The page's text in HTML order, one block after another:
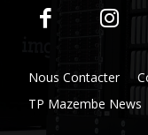
Nous Contacter
TP Mazembe News